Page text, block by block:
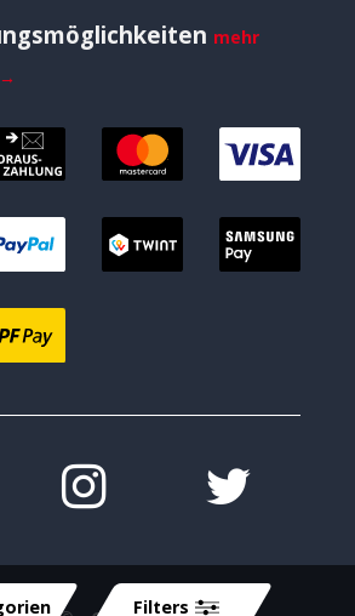
Filters
mehr